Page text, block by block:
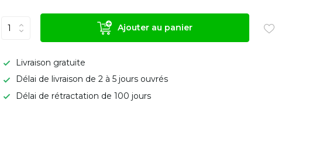
Ajouter au panier
Livraison gratuite
Délai de livraison de 2 à 5 jours ouvrés
Délai de rétractation de 100 jours